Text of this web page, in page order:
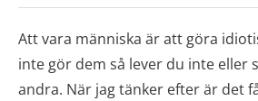
Att vara människa är att göra
inte gör dem så lever du inte eller
andra. När jag tänker efter är det